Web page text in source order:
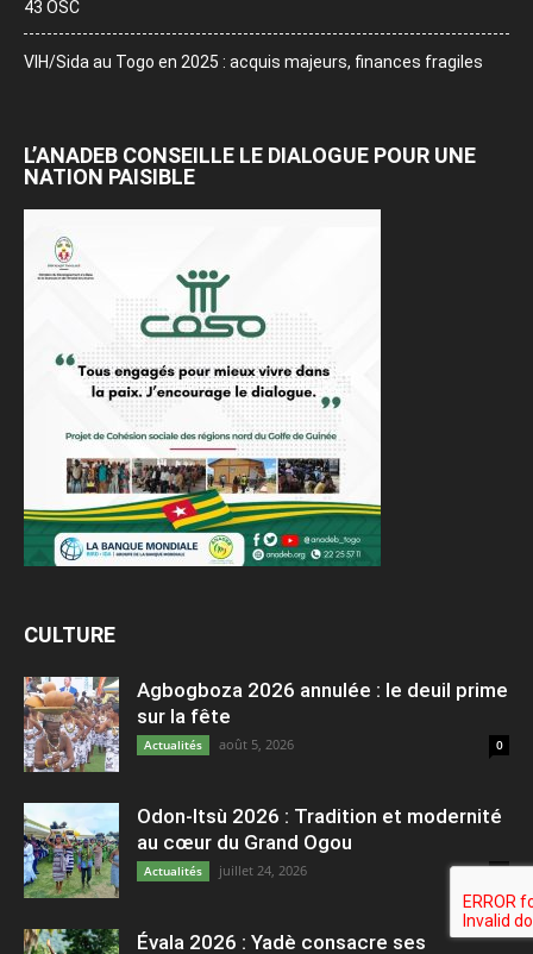
43 OSC
VIH/Sida au Togo en 2025 : acquis majeurs, finances fragiles
L’ANADEB CONSEILLE LE DIALOGUE POUR UNE
NATION PAISIBLE
CULTURE
Agbogboza 2026 annulée : le deuil prime
sur la fête
Actualités août 5, 2026 0
Odon-Itsù 2026 : Tradition et modernité
au cœur du Grand Ogou
Actualités juillet 24, 2026 0
Évala 2026 : Yadè consacre ses